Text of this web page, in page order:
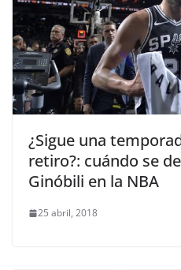
¿Sigue una
retiro?: cuándo se
Ginóbili en la NBA
25 abril, 2018